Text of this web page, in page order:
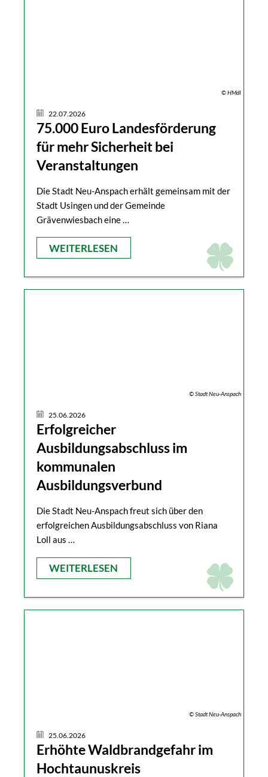
© HMdI
22.07.2026
75.000 Euro Landesförderung
für mehr Sicherheit bei
Veranstaltungen
Die Stadt Neu-Anspach erhält gemeinsam mit der
Stadt Usingen und der Gemeinde
Grävenwiesbach eine …
WEITERLESEN
© Stadt Neu-Anspach
25.06.2026
Erfolgreicher
Ausbildungsabschluss im
kommunalen
Ausbildungsverbund
Die Stadt Neu-Anspach freut sich über den
erfolgreichen Ausbildungsabschluss von Riana
Loll aus …
WEITERLESEN
© Stadt Neu-Anspach
25.06.2026
Erhöhte Waldbrandgefahr im
Hochtaunuskreis